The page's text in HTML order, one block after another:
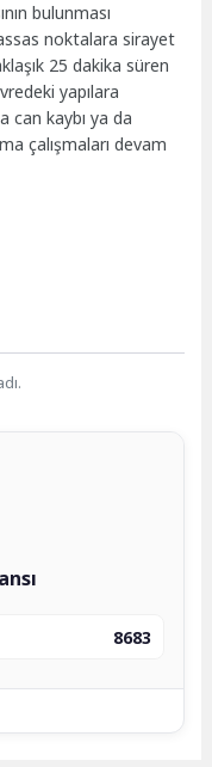
bulunması
noktalara sirayet
25 dakika süren
yapılara
can kaybı ya da
çalışmaları devam
8683